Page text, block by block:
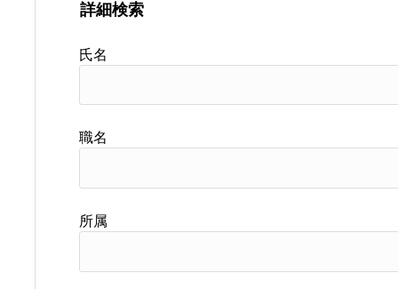
詳細検索
氏名
職名
所属